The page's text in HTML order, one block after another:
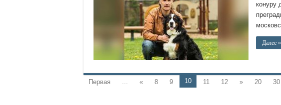
конуру
Далее »
Первая ... « 8 9 10 11 12 » 20 30